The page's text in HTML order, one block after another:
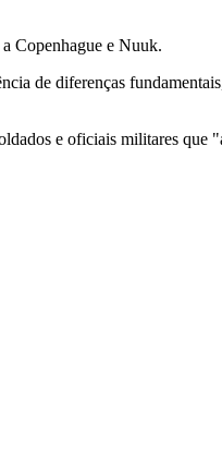
Copenhague e Nuuk.
de diferenças
e oficiais militares que